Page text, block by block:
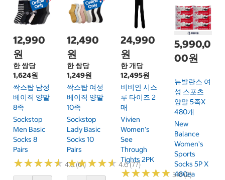
12,990
원
한 쌍당
1,624원
싹스탑 남성
베이직 양말
8족
Sockstop
Men Basic
Socks 8
Pairs
★★★★★
★★★★★ 4.6 (61)
12,490
원
한 쌍당
1,249원
싹스탑 여성
베이직 양말
10족
Sockstop
Lady Basic
Socks 10
Pairs
★★★★★
★★★★★ 4.6 (77)
24,990
원
한 개당
12,495원
비비안 시스
루 타이즈 2
매
Vivien
Women's
See
Through
Tights 2PK
★★★★★
★★★★★ 5.0 (2)
5,990,0
00원
뉴발란스 여
성 스포츠
양말 5족x
480개
New
Balance
Women's
Sports
Socks 5P X
480ea